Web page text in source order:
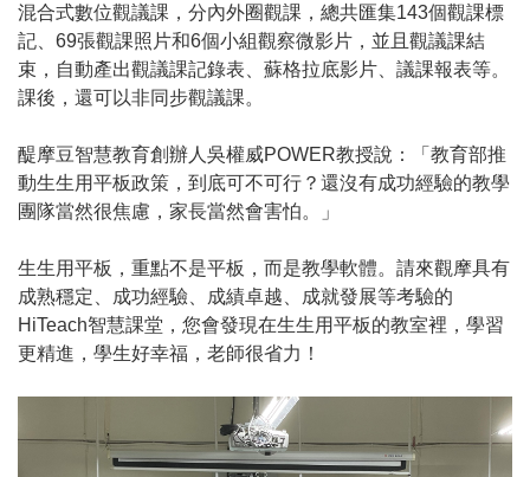
混合式數位觀議課，分內外圈觀課，總共匯集143個觀課標
記、69張觀課照片和6個小組觀察微影片，並且觀議課結
束，自動產出觀議課記錄表、蘇格拉底影片、議課報表等。
課後，還可以非同步觀議課。
醍摩豆智慧教育創辦人吳權威POWER教授說：「教育部推
動生生用平板政策，到底可不可行？還沒有成功經驗的教學
團隊當然很焦慮，家長當然會害怕。」
生生用平板，重點不是平板，而是教學軟體。請來觀摩具有
成熟穩定、成功經驗、成績卓越、成就發展等考驗的
HiTeach智慧課堂，您會發現在生生用平板的教室裡，學習
更精進，學生好幸福，老師很省力！